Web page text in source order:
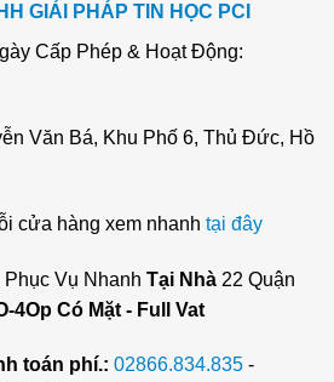
GIẢI PHÁP TIN HỌC PCI
Cấp Phép & Hoạt Động:
Văn Bá, Khu Phố 6, Thủ Đức, Hồ
cửa hàng xem nhanh tại đây
Vụ Nhanh Tại Nhà22 Quận
4Op Có Mặt - Full Vat
toán phí.: 02866.834.835 -